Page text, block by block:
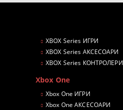
XBOX Series ИГРИ
XBOX Series АКСЕСОАРИ
XBOX Series КОНТРОЛЕРИ
Xbox One
Xbox One ИГРИ
Xbox One АКСЕСОАРИ